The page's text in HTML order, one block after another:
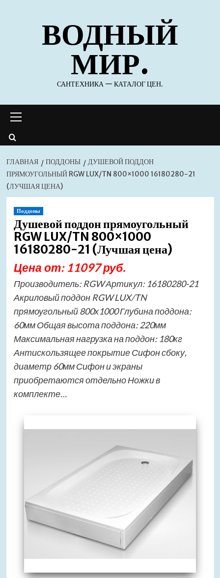
содержимомуВОДНЫЙ
МИР.
САНТЕХНИКА — КАТАЛОГ ЦЕН.
меню
ГЛАВНАЯ ПОДДОНЫ
ДУШЕВОЙ ПОДДОН
ПРЯМОУГОЛЬНЫЙ RGW LUX/TN 800×1000 16180280-21
(ЛУЧШАЯ ЦЕНА)
Поддоны
Душевой поддон прямоугольный
RGW LUX/TN 800×1000
16180280-21 (Лучшая цена)
Цена от: 11097 руб.
Производитель: RGW Артикул: 16180280-21
Акриловый поддон RGW LUX/TN
прямоугольный 800х1000 Глубина поддона:
60мм Общая высота поддона: 220мм
Максимальная нагрузка на поддон: 180кг
Антискользящее покрытие Сифон сбоку,
диаметр 60мм Сифон и экраны
приобретаются отдельно Ножки в
комплекте…